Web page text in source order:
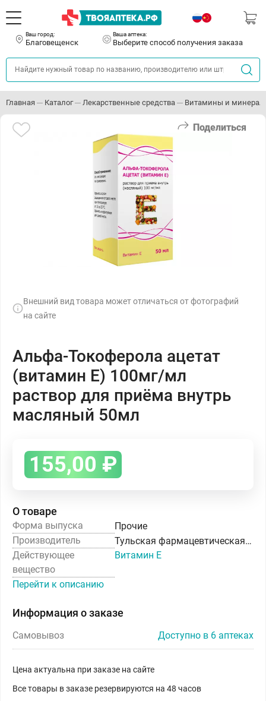
Ваш город:
Благовещенск
Ваша аптека:
Выберите способ получения заказа
Главная Каталог Лекарственные средства Витамины и
Поделиться
Внешний вид товара может отличаться от фотографий
на сайте
Альфа-Токоферола ацетат
(витамин Е) 100мг/мл
раствор для приёма внутрь
масляный 50мл
155,00 ₽
О товаре
Форма выпуска
Прочие
Производитель
Тульская фармацевтическая фабрика ООО
Действующее
вещество
Витамин Е
Перейти к описанию
Информация о заказе
Самовывоз Доступно в 6 аптеках
Цена актуальна при заказе на сайте
Все товары в заказе резервируются на 48 часов